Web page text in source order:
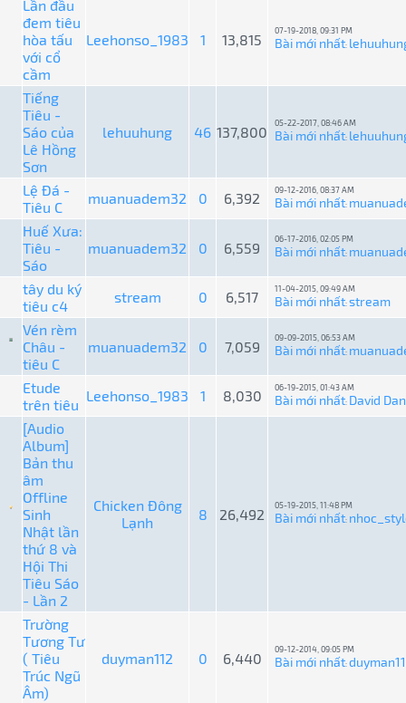
Lần đầu
đem tiêu
hòa tấu
với cổ
cầm
Leehonso_1983 1 13,815
07-19-2018, 09:31 PM
Bài mới nhất:
Tiếng
Tiêu -
Sáo của
Lê Hồng
Sơn
lehuuhung 46 137,800
05-22-2017, 08:46 AM
Bài mới nhất:
Lệ Đá -
Tiêu C
muanuadem32 0 6,392 09-12-2016, 08:37 AM
Bài mới nhất:
Huế Xưa:
Tiêu -
Sáo
muanuadem32 0 6,559
06-17-2016, 02:05 PM
Bài mới nhất:
tây du ký
tiêu c4
stream 0 6,517 11-04-2015, 09:49 AM
Bài mới nhất:stream
Vén rèm
Châu -
tiêu C
muanuadem32 0 7,059
09-09-2015, 06:53 AM
Bài mới nhất:
Etude
trên tiêu
Leehonso_1983 1 8,030 06-19-2015, 01:43 AM
Bài mới nhất: David
[Audio
Album]
Bản thu
âm
Offline
Sinh
Nhật lần
thứ 8 và
Hội Thi
Tiêu Sáo
- Lần 2
Chicken Đông
Lạnh
8 26,492
05-19-2015, 11:48 PM
Bài mới nhất:
Trường
Tương Tư
( Tiêu
Trúc Ngũ
Âm)
duyman112 0 6,440
09-12-2014, 09:05 PM
Bài mới nhất: